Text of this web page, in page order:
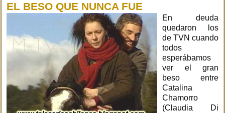
EL BESO QUE NUNCA FUE
En deuda
quedaron los
de TVN cuando
todos
esperábamos
ver el gran
beso entre
Catalina
Chamorro
(Claudia Di